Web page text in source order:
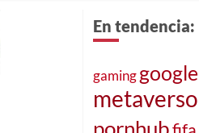
En tendencia:
gaminggoogle
metaverso